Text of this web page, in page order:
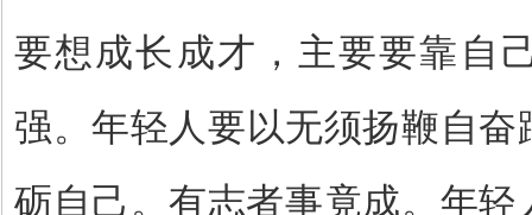
要想成长成才，主要要靠自
强。年轻人要以无须扬鞭自
砺自己。有志者事竟成。年轻